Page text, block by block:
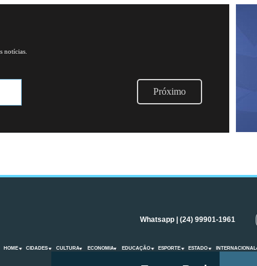
notícias.
Próximo
Whatsapp | (24) 99901-1961
HOME CIDADES CULTURA ECONOMIA EDUCAÇÃO ESPORTE ESTADO INTERNACIONAL